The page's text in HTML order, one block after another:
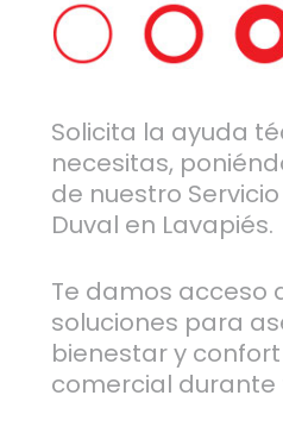
Solicita la ayuda
necesitas,
de nuestro
Duval en Lavapiés.
Te damos acceso
soluciones para
bienestar y
comercial durante